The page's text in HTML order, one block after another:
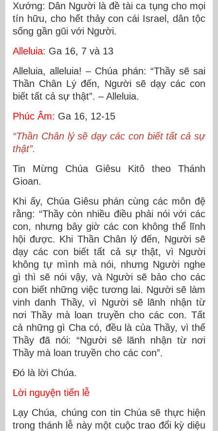
Xướng: Dân Người là đề tài ca tụng cho mọi
tín hữu, cho hết thảy con cái Israel, dân tộc
sống gần gũi với Người.
Alleluia: Ga 16, 7 và 13
Alleluia, alleluia! – Chúa phán: “Thầy sẽ sai
Thần Chân Lý đến, Người sẽ dạy các con
biết tất cả sự thật”. – Alleluia.
Phúc Âm: Ga 16, 12-15
“Thần Chân lý sẽ dạy các con biết tất cả sự
thật”.
Tin Mừng Chúa Giêsu Kitô theo Thánh
Gioan.
Khi ấy, Chúa Giêsu phán cùng các môn đệ
rằng: “Thầy còn nhiều điều phải nói với các
con, nhưng bây giờ các con không thể lĩnh
hội được. Khi Thần Chân lý đến, Người sẽ
dạy các con biết tất cả sự thật, vì Người
không tự mình mà nói, nhưng Người nghe
gì thì sẽ nói vậy, và Người sẽ bảo cho các
con biết những việc tương lai. Người sẽ làm
vinh danh Thầy, vì Người sẽ lãnh nhận từ
nơi Thầy mà loan truyền cho các con. Tất
cả những gì Cha có, đều là của Thầy, vì thế
Thầy đã nói: “Người sẽ lãnh nhận từ nơi
Thầy mà loan truyền cho các con”.
Ðó là lời Chúa.
Lời nguyện tiến lễ
Lạy Chúa, chúng con tin Chúa sẽ thực hiện
trong thánh lễ này một cuộc trao đổi kỳ diệu